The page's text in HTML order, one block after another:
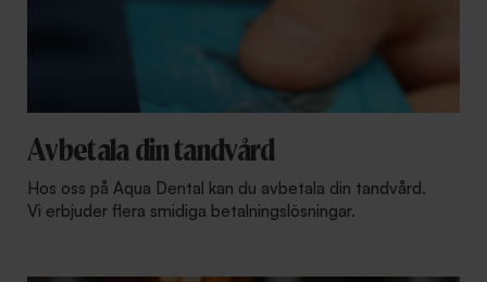
Avbetala din tandvård
Hos oss på Aqua Dental kan du avbetala din tandvård.
Vi erbjuder flera smidiga betalningslösningar.